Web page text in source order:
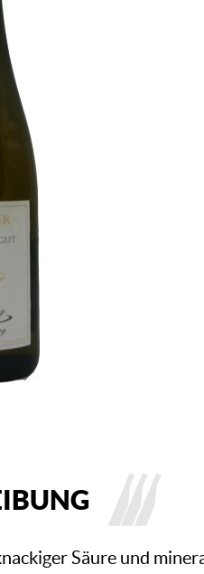
Säure und